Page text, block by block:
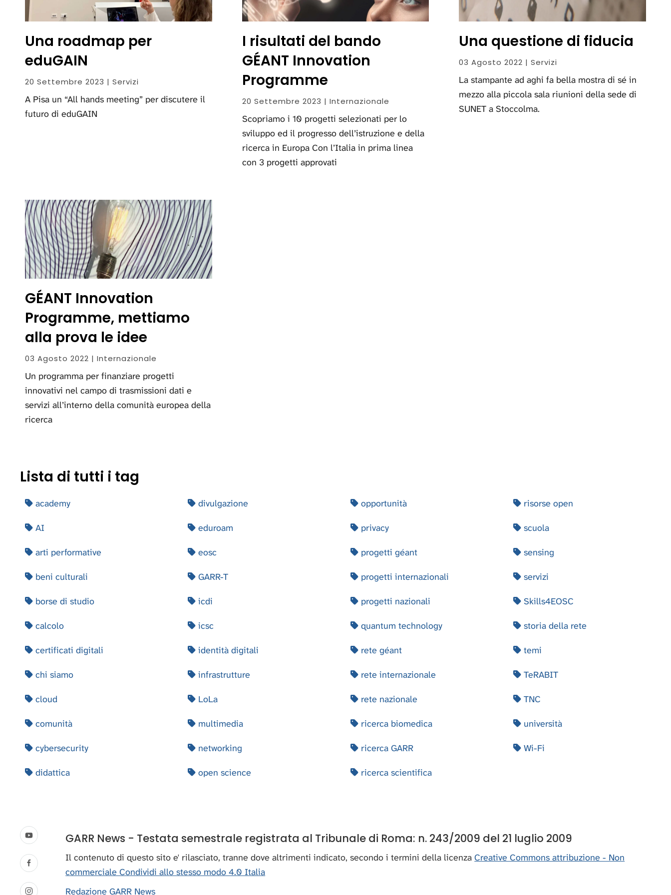
Una roadmap per
eduGAIN
20 Settembre 2023 | Servizi
A Pisa un “All hands meeting” per discutere il
futuro di eduGAIN
I risultati del bando
GÉANT Innovation
Programme
20 Settembre 2023 | Internazionale
Scopriamo i 10 progetti selezionati per lo
sviluppo ed il progresso dell’istruzione e della
ricerca in Europa Con l’Italia in prima linea
con 3 progetti approvati
Una questione di fiducia
03 Agosto 2022 | Servizi
La stampante ad aghi fa bella mostra di sé in
mezzo alla piccola sala riunioni della sede di
SUNET a Stoccolma.
GÉANT Innovation
Programme, mettiamo
alla prova le idee
03 Agosto 2022 | Internazionale
Un programma per finanziare progetti
innovativi nel campo di trasmissioni dati e
servizi all’interno della comunità europea della
ricerca
Lista di tutti i tag
academy
AI
arti performative
beni culturali
borse di studio
calcolo
certificati digitali
chi siamo
cloud
comunità
cybersecurity
didattica
divulgazione
eduroam
eosc
GARR-T
icdi
icsc
identità digitali
infrastrutture
LoLa
multimedia
networking
open science
opportunità
privacy
progetti géant
progetti internazionali
progetti nazionali
quantum technology
rete géant
rete internazionale
rete nazionale
ricerca biomedica
ricerca GARR
ricerca scientifica
risorse open
scuola
sensing
servizi
Skills4EOSC
storia della rete
temi
TeRABIT
TNC
università
Wi-Fi
GARR News - Testata semestrale registrata al Tribunale di Roma: n. 243/2009 del 21 luglio 2009
Il contenuto di questo sito e' rilasciato, tranne dove altrimenti indicato, secondo i termini della licenzaCreative Commons attribuzione - Non
commerciale Condividi allo stesso modo 4.0 Italia
Redazione GARR News